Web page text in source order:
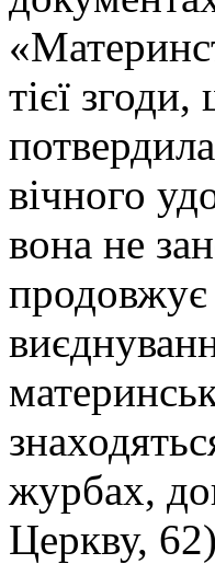
тієї
вічного
вона не
продовжує
журбах,
Церкву,